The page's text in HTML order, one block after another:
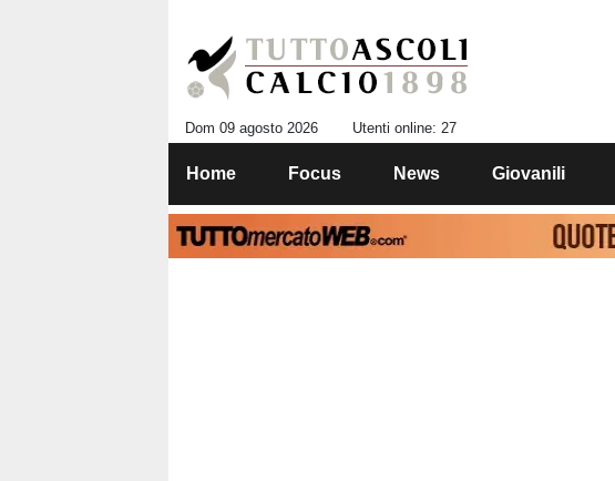
Dom 09 agosto 2026 Utenti online: 27
Home Focus News Giovanili